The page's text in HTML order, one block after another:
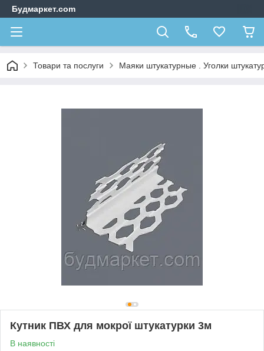
Будмаркет.com
Товари та послуги Маяки штукатурные . Уголки
Кутник ПВХ для мокрої штукатурки 3м
В наявності